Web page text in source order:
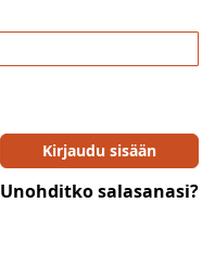
Kirjaudu sisään
Unohditko salasanasi?